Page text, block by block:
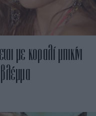
με κοραλί μπικίνι